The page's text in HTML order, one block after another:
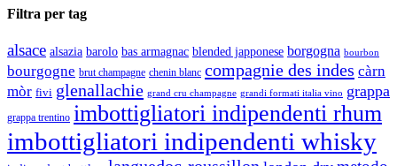
Filtra per tag
alsace alsazia barolo bas armagnac blended japponese borgogna bourbon
bourgogne brut champagne chenin blanc compagnie des indes càrn
mòr fivi glenallachie grand cru champagne grandi formati italia vino grappa
grappa trentino imbottigliatori indipendenti rhum
imbottigliatori indipendenti whisky